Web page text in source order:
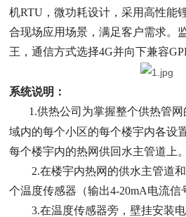
机RTU，微功耗设计，采用高性能
合现场应用场景，满足客户需求。
王，通信方式选择4G并向下兼容
系统说明：
1.供热公司为掌握整个供热管
域内的每个小区的每个楼宇内各设
每个楼宇内的热网供回水主管道上。
2.在楼宇内热网的供水主管道和
个温度传感器（输出4-20mA电流信
3.在温度传感器旁，壁挂安装电